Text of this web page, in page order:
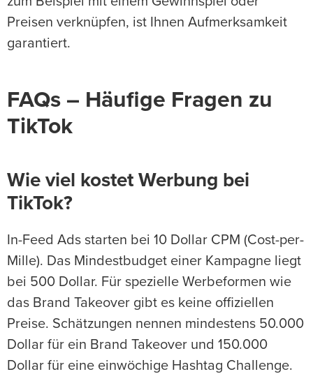
Preisen verknüpfen, ist Ihnen Aufmerksamkeit
garantiert.
FAQs – Häufige Fragen zu
TikTok
Wie viel kostet Werbung bei
TikTok?
In-Feed Ads starten bei 10 Dollar CPM (Cost-per-
Mille). Das Mindestbudget einer Kampagne liegt
bei 500 Dollar. Für spezielle Werbeformen wie
das Brand Takeover gibt es keine offiziellen
Preise. Schätzungen nennen mindestens 50.000
Dollar für ein Brand Takeover und 150.000
Dollar für eine einwöchige Hashtag Challenge.